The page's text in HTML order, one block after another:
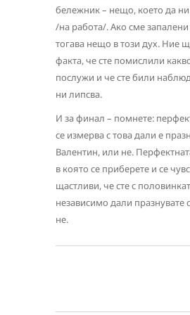
бележник – нещо, което да
/на работа/. Ако сме
тогава нещо в този дух. Ние
факта, че сте помислили
послужи и че сте били
ни липсва.
И за финал – помнете:
се измерва с това дали е
Валентин, или не.
в която се приберете и се
щастливи, че сте с
независимо дали празнувате
не.